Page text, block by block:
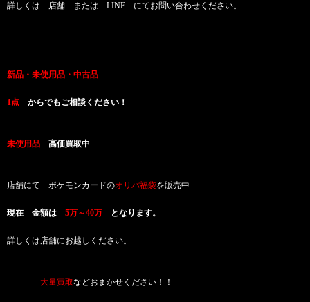
詳しくは 店舗 または LINE にてお問い合わせください。
新品・未使用品・中古品
1点 からでもご相談ください！
未使用品 高価買取中
店舗にて ポケモンカードのオリパ福袋を販売中
現在 金額は 5万～40万 となります。
詳しくは店舗にお越しください。
大量買取などおまかせください！！